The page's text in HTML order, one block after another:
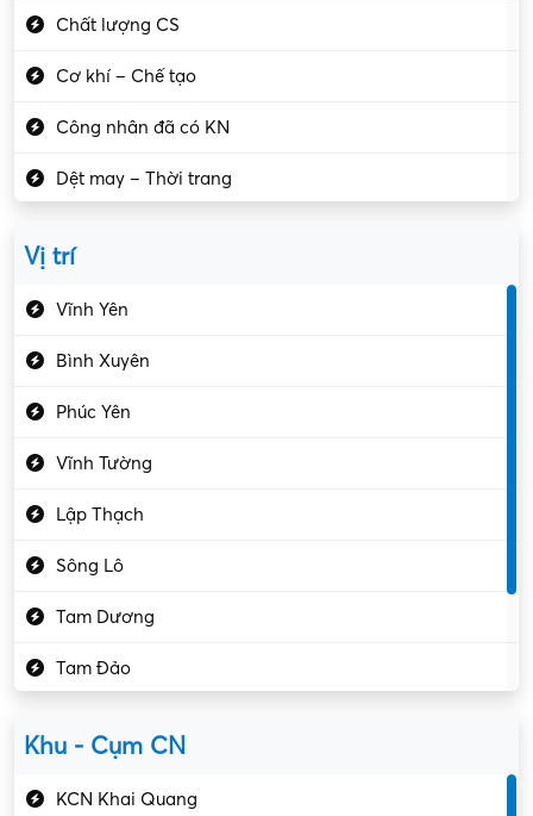
Chất lượng CS
Cơ khí – Chế tạo
Công nhân đã có KN
Dệt may – Thời trang
Kiểm soát chất lượng
Kỹ sư cơ khí
Kỹ sư điện
Vị trí
Vĩnh Yên
Bình Xuyên
Phúc Yên
Vĩnh Tường
Lập Thạch
Sông Lô
Tam Dương
Tam Đảo
Khu - Cụm CN
KCN Khai Quang